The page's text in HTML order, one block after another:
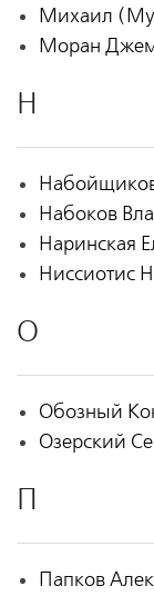
Михаил
Моран
Н
Набоков
Наринская
Ниссиотис
О
Обозный
Озерский
П
Папков